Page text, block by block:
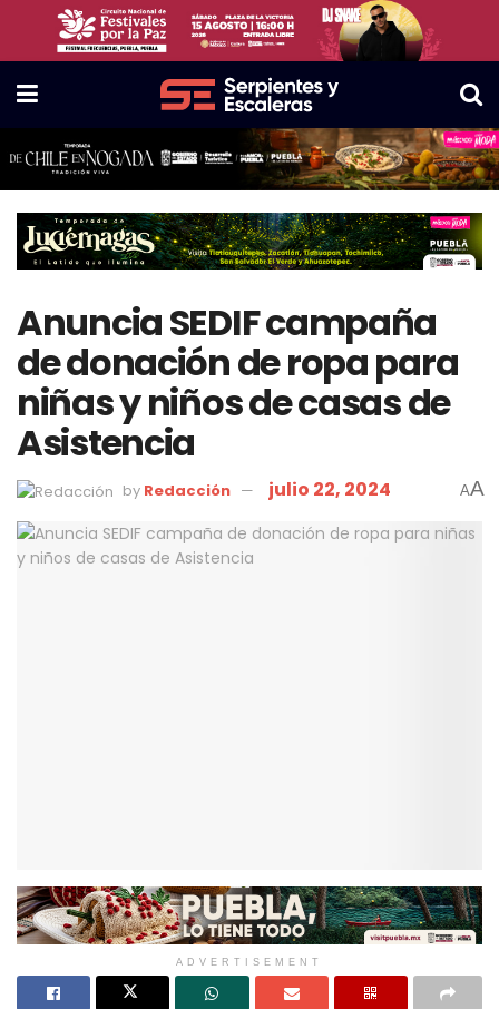
Anuncia SEDIF campaña
de donación de ropa para
niñas y niños de casas de
Asistencia
by Redacción julio 22, 2024 AA
ADVERTISEMENT